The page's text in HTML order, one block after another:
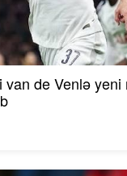
van de Venlə